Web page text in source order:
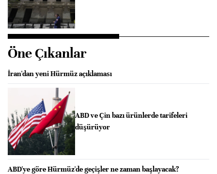
Öne Çıkanlar
İran'dan yeni Hürmüz açıklaması
ABD ve Çin bazı ürünlerde tarifeleri
düşürüyor
ABD'ye göre Hürmüz'de geçişler ne zaman başlayacak?